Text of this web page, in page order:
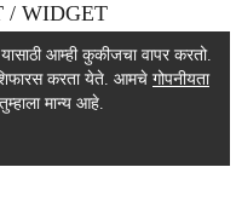
/ WIDGET
/ WIDGET
/ WIDGET
आम्ही कुकीजचा वापर करतो.
करता येते. आमचे गोपनीयता
मान्य आहे.